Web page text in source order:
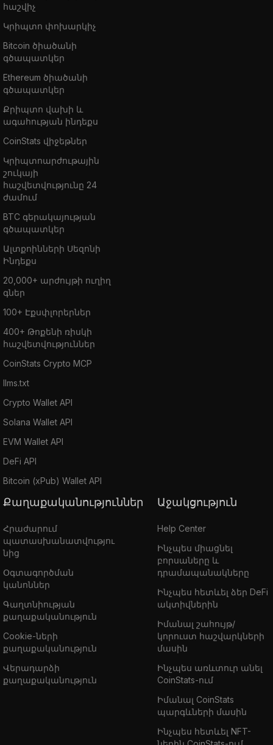
հաշվիչ
Կրիպտո փոխարկիչ
Bitcoin ծիածանի
գծապատկեր
Ethereum ծիածանի
գծապատկեր
Քրիպտո վախի և
ագահության ինդեքս
CoinStats վիջեթներ
Կրիպտոարժութային
շուկայի
հաշվետվությունը 24
ժամում
BTC գերակայության
գծապատկեր
Ալտքոինների Սեզոնի
Ինդեքս
20,000+ արժույթի ուղիղ
գներ
100+ Էքսփլորերներ
400+ Թոքենի ռիսկի
հաշվետվություններ
CoinStats Crypto MCP
llms.txt
Crypto Wallet API
Solana Wallet API
EVM Wallet API
DeFi API
Bitcoin (xPub) Wallet API
Քաղաքականություններ
Հրաժարում
պատասխանատվությու
նից
Օգտագործման
կանոններ
Գաղտնիության
քաղաքականություն
Cookie-ների
քաղաքականություն
Վերադարձի
քաղաքականություն
Աջակցություն
Help Center
Ինչպես միացնել
բորսաները և
դրամապանակները
Ինչպես հետևել ձեր DeFi
ակտիվներին
Իմանալ շահույթ/
կորուստ հաշվարկների
մասին
Ինչպես առևտուր անել
CoinStats-ում
Իմանալ CoinStats
պարգևների մասին
Ինչպես հետևել NFT-